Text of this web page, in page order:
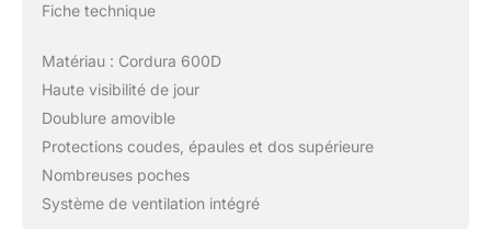
Fiche technique
Matériau : Cordura 600D
Haute visibilité de jour
Doublure amovible
Protections coudes, épaules et dos supérieure
Nombreuses poches
Système de ventilation intégré